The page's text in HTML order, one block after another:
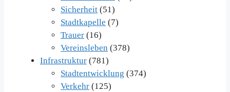
Sicherheit (51)
Stadtkapelle (7)
Trauer (16)
Vereinsleben (378)
Infrastruktur (781)
Stadtentwicklung (374)
Verkehr (125)